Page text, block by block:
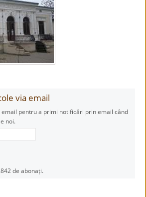
via email
pentru a primi notificări prin email când
noi.
de abonați.